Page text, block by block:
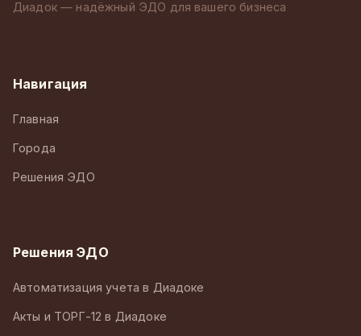
Диадок — надёжный ЭДО для вашего бизнеса
Навигация
Главная
Города
Решения ЭДО
Решения ЭДО
Автоматизация учета в Диадоке
Акты и ТОРГ-12 в Диадоке